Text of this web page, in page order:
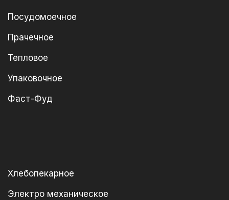
Посудомоечное
Прачечное
Тепловое
Упаковочное
Фаст-Фуд
Хлебопекарное
Электро механическое